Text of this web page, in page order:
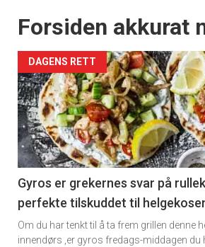
Forsiden akkurat
DAGENS RETT
Gyros er grekernes svar på
perfekte tilskuddet til
Om du har tenkt til å ta frem grillen denne
innendørs ,er gyros fredags-middagen du